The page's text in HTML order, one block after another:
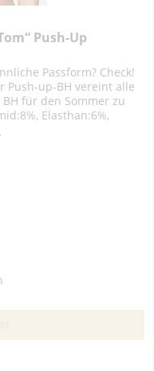
Push-Up
Passform? Check!
Push-up-BH vereint alle
für den Sommer zu
Elasthan:6%,